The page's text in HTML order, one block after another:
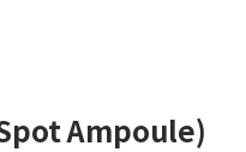
Ampoule)